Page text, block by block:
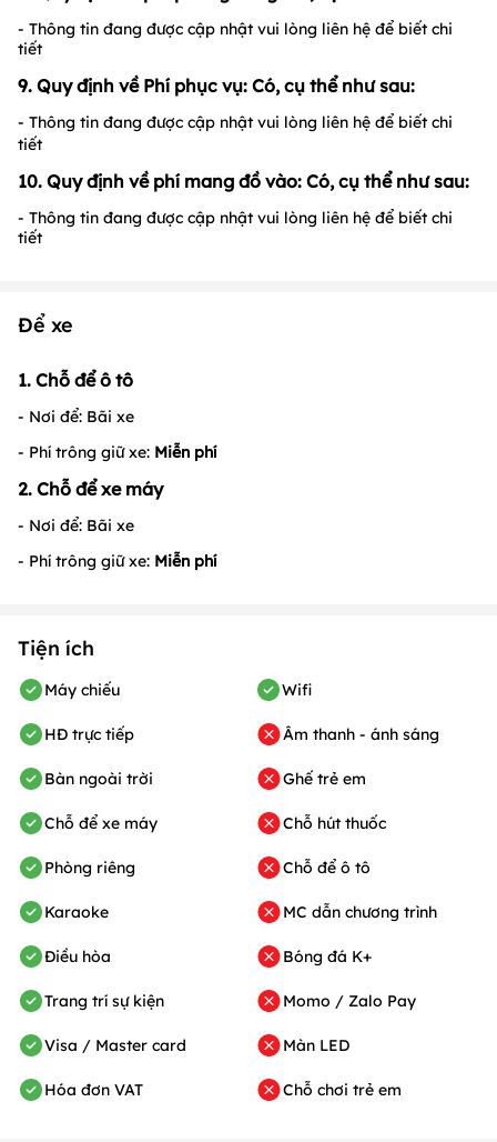
Hoá đơn VAT:Khách hàng lấy hóa đơn thanh toán 8% VAT
- Hoá đơn trực tiếp:
lòng liên hệ để biết chi tiết
8. Quy định về phí phòng riêng: Có, cụ thể như sau:
- Thông tin đang được cập nhật vui lòng liên hệ để biết chi
tiết
9. Quy định về Phí phục vụ: Có, cụ thể như sau:
- Thông tin đang được cập nhật vui lòng liên hệ để biết chi
- Thông tin đang được cập nhật vui lòng liên hệ để biết chi
Để xe
1. Chỗ để ô tô
- Nơi để: Bãi xe
- Phí trông giữ xe:
Miễn phí
- Nơi để: Bãi xe
- Phí trông giữ xe:
Tiện ích
Máy chiếu
HĐ trực tiếp
Bàn ngoài trời
Chỗ để xe máy
Phòng riêng
Karaoke
Điều hòa
Wifi
Âm thanh - ánh sáng
Ghế trẻ em
Chỗ hút thuốc
Chỗ để ô tô
MC dẫn chương trình
Bóng đá K+